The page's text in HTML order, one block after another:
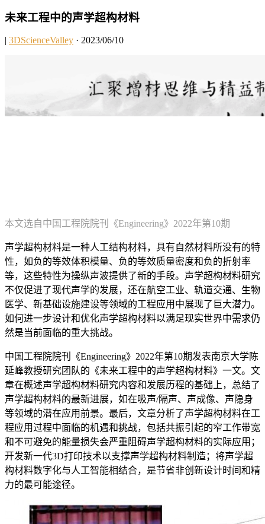
未来工程中的声学超构材料
| 3DScienceValley · 2023/06/10
本文选自中国工程院院刊《Engineering》2022年第10期
声学超构材料是一种人工结构材料，具有自然材料所没有的特
性，如负的等效体积模量、负的等效质量密度和负的折射率
等，这些特性为操纵声波提供了新的手段。声学超构材料研究
不仅促进了现代声学的发展，还在航空工业、轨道交通、生物
医学、新基础设施建设等领域的工程应用中展现了巨大潜力。
如何进一步设计和优化声学超构材料以满足现实世界中需求仍
然是当前面临的重大挑战。
中国工程院院刊《Engineering》2022年第10期发表南京大学陈
延峰教授研究团队的《未来工程中的声学超构材料》一文。文
章在概述声学超构材料研究内容和发展历程的基础上，总结了
声学超构材料的最新进展，如在吸声/隔声、声成像、声隐身
等领域的潜在应用前景。最后，文章分析了声学超构材料在工
程应用过程中面临的机遇和挑战，包括共振引起的窄工作带宽
和不可避免的能量损失会严重阻碍声学超构材料的实际应用；
开发新一代3D打印技术以支撑声学超构材料制造；将声学超
构材料数字化与人工智能相结合，是节省非创新设计时间和精
力的最可能途径。